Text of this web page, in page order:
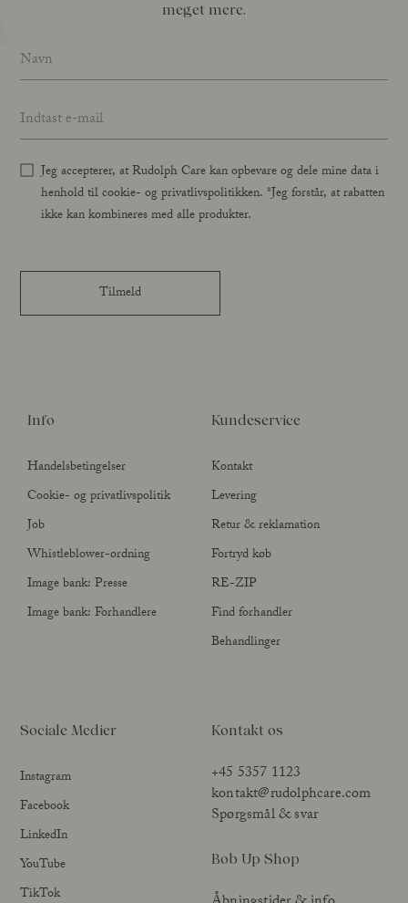
meget mere.
Name
Email address*
Jeg accepterer, at Rudolph Care kan opbevare og dele mine data i
henhold til cookie- og privatlivspolitikken. *Jeg forstår, at rabatten
ikke kan kombineres med alle produkter.
Tilmeld
Info
Handelsbetingelser
Cookie- og privatlivspolitik
Job
Whistleblower-ordning
Image bank: Presse
Image bank: Forhandlere
Kundeservice
Kontakt
Levering
Retur & reklamation
Fortryd køb
RE-ZIP
Find forhandler
Behandlinger
Sociale Medier
Instagram
Facebook
LinkedIn
YouTube
TikTok
Kontakt os
+45 5357 1123
kontakt@rudolphcare.com
Spørgsmål & svar
Bob Up Shop